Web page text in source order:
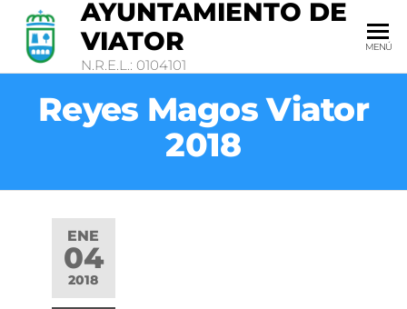
AYUNTAMIENTO DE
VIATOR
N.R.E.L.: 0104101
MENÚ
Reyes Magos Viator
2018
ENE
04
2018